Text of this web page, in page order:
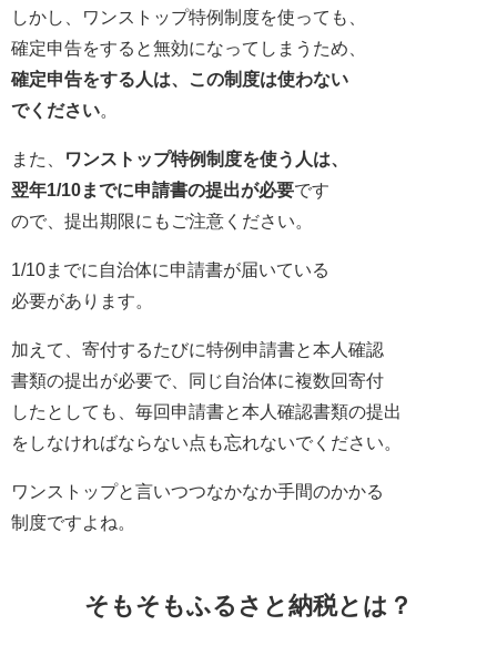
しかし、ワンストップ特例制度を使っても、
確定申告をすると無効になってしまうため、
確定申告をする人は、この制度は使わない
でください
また、
ワンストップ特例制度を使う人は、
翌年1/10までに申請書の提出が必要です
ので、提出期限にもご注意ください。
1/10までに自治体に申請書が届いている
必要があります。
加えて、寄付するたびに特例申請書と本人確認
書類の提出が必要で、同じ自治体に複数回寄付
したとしても、毎回申請書と本人確認書類の提出
をしなければならない点も忘れないでください。
ワンストップと言いつつなかなか手間のかかる
制度ですよね。
そもそもふるさと納税とは？